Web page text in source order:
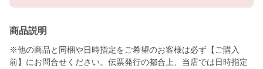
商品説明
※他の商品と同梱や日時指定をご希望のお客様は必ず【ご購入
前】にお問合せください。伝票発行の都合上、当店では日時指定